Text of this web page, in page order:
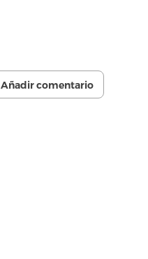
Añadir comentario